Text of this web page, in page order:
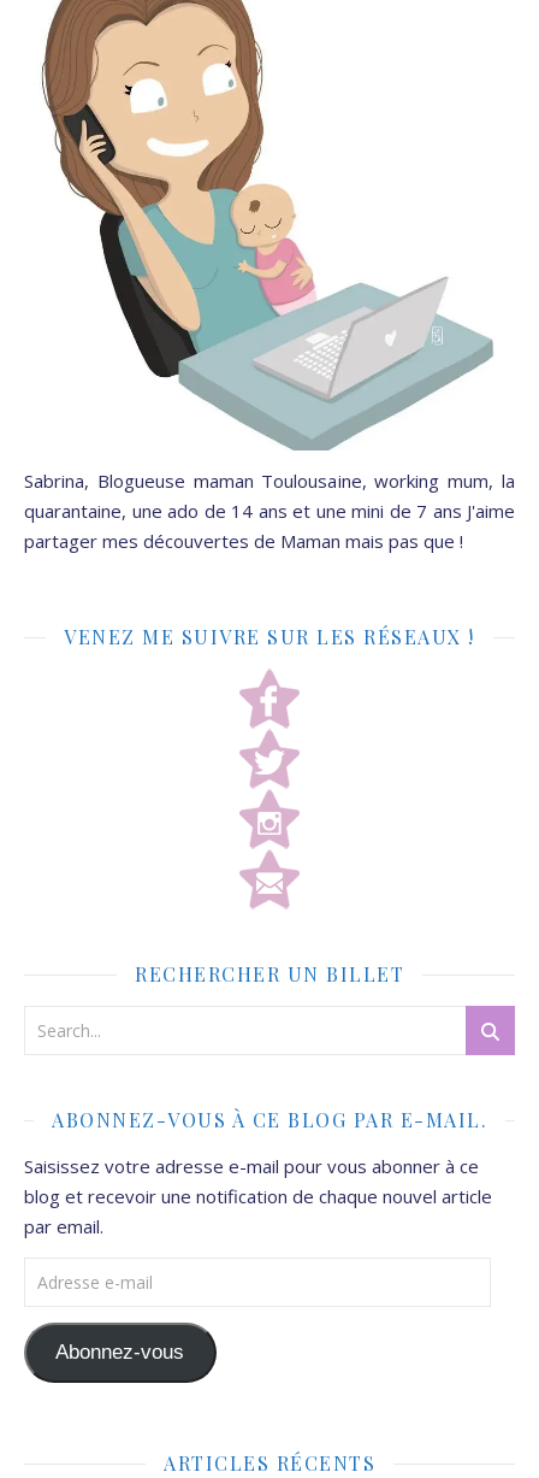
Sabrina, Blogueuse maman Toulousaine, working mum, la
quarantaine, une ado de 14 ans et une mini de 7 ans J'aime
partager mes découvertes de Maman mais pas que !
VENEZ ME SUIVRE SUR LES RÉSEAUX !
RECHERCHER UN BILLET
ABONNEZ-VOUS À CE BLOG PAR E-MAIL.
Saisissez votre adresse e-mail pour vous abonner à ce
blog et recevoir une notification de chaque nouvel article
par email.
Adresse e-mail
Abonnez-vous
ARTICLES RÉCENTS